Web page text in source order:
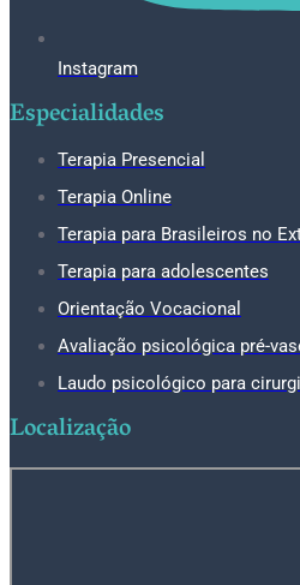
Instagram
Especialidades
Terapia Presencial
Terapia Online
Terapia para Brasileiros no
Terapia para adolescentes
Orientação Vocacional
Avaliação psicológica pré-
Laudo psicológico para
Localização